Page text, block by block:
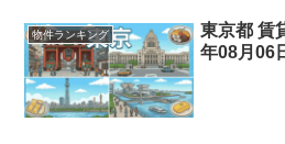
物件ランキング
東京都 賃
年08月06